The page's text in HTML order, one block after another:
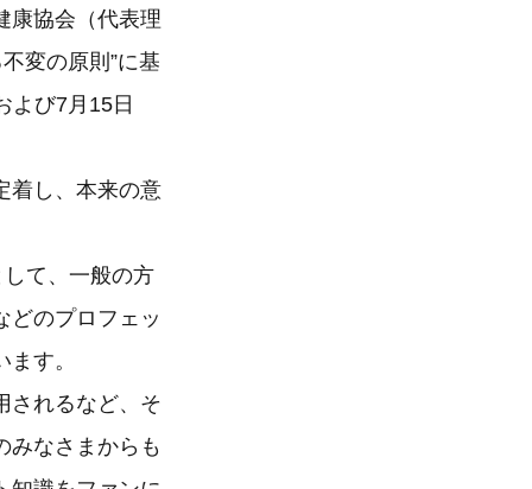
康協会（代表理
変の原則”に基
よび7月15日
着し、本来の意
て、一般の方
どのプロフェッ
す。
されるなど、そ
みなさまからも